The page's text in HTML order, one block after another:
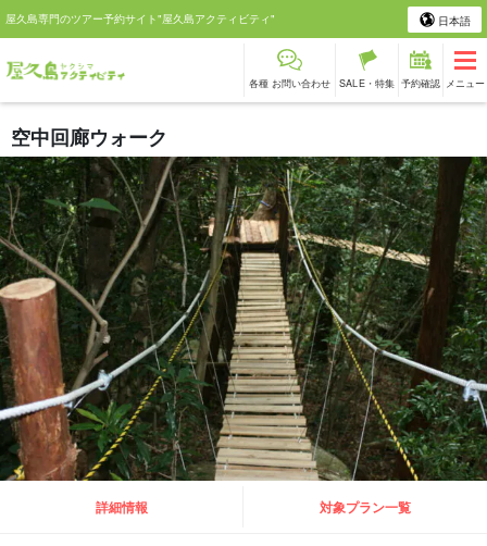
屋久島専門のツアー予約サイト"屋久島アクティビティ" 日本語
各種 お問い合わせ SALE・特集 予約確認 メニュー
空中回廊ウォーク
詳細情報 対象プラン一覧